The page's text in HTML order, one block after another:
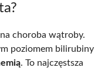
choroba wątroby.
poziomem bilirubiny
. To najczęstsza